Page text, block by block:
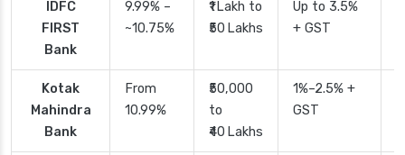
IDFC
FIRST
Bank
9.99% –
~10.75%
₹1 Lakh to
₹50 Lakhs
Up to 3.5%
+ GST
Kotak
Mahindra
Bank
From
10.99%
₹50,000
to
₹40 Lakhs
1%–2.5% +
GST